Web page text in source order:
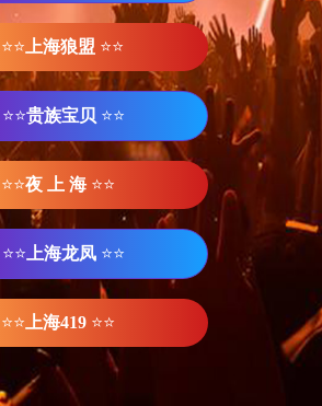
⭐⭐ 上海狼盟 ⭐⭐
⭐⭐贵族宝贝 ⭐⭐
⭐⭐夜 上 海 ⭐⭐
⭐⭐ 上海龙凤 ⭐⭐
⭐⭐ 上海419 ⭐⭐